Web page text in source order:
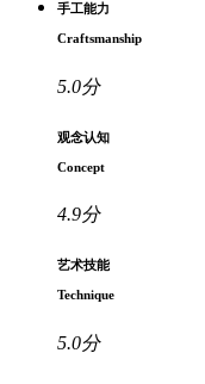
手工能力
Craftsmanship
5.0分
观念认知
Concept
4.9分
艺术技能
Technique
5.0分